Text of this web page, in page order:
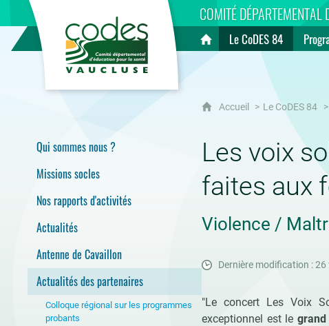
COMITÉ
Accueil
Le CoDES 84
Qui sommes nous ?
Missions socles
Nos rapports d'activités
Actualités
Antenne de Cavaillon
Actualités des partenaires
Colloque régional sur les programmes
probants
Accueil Le CoDES 84
Les voix
faites aux
Violence /
Dernière modification :
"Le concert Les Voix
exceptionnel est le